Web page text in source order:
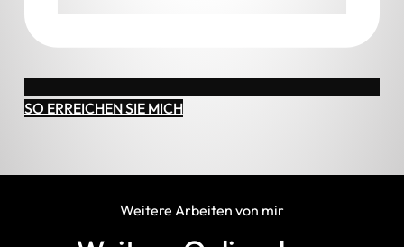
SO ERREICHEN SIE MICH
Weitere Arbeiten von mir